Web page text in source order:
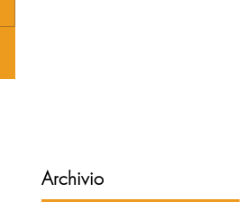
Archivio